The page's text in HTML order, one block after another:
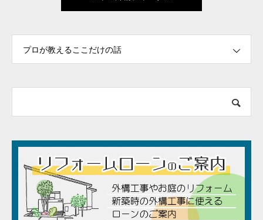
プロが教えるここだけの話